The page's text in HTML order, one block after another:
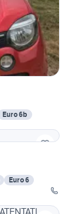
Euro 6b
Euro 6